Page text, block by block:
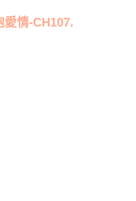
愛情-CH107.